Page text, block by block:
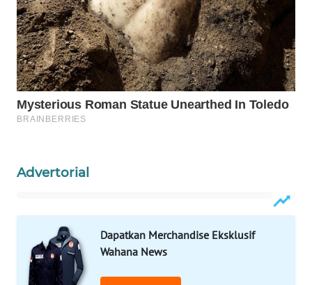
Advertorial
Dapatkan Merchandise Eksklusif
Wahana News
WAHANA
INFRASTRUKTUR
WAHANA
KONSUMEN
WAHANA
LISTRIK
TRAVEL
WAHANANEWS
ID